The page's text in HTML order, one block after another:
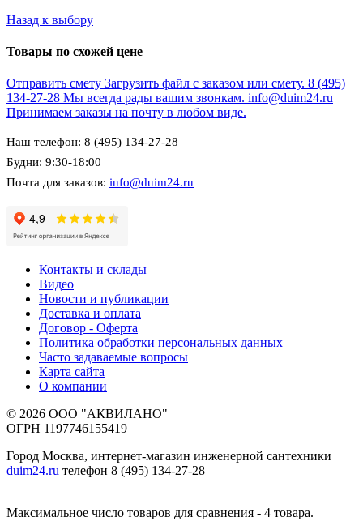
Назад к выбору
Товары по схожей цене
Отправить смету Загрузить файл с заказом или смету. 8 (495)
134-27-28 Мы всегда рады вашим звонкам. info@duim24.ru
Принимаем заказы на почту в любом виде.
Наш телефон: 8 (495) 134-27-28
Будни: 9:30-18:00
Почта для заказов: info@duim24.ru
Контакты и склады
Видео
Новости и публикации
Доставка и оплата
Договор - Оферта
Политика обработки персональных данных
Часто задаваемые вопросы
Карта сайта
О компании
© 2026 ООО "АКВИЛАНО"
ОГРН 1197746155419
Город Москва, интернет-магазин инженерной сантехники
duim24.ru телефон 8 (495) 134-27-28
Максимальное число товаров для сравнения - 4 товара.